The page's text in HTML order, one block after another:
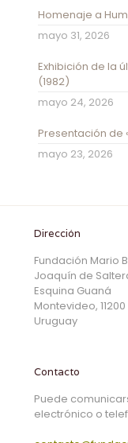
Homenaje a
mayo 31, 2026
Exhibición de la
(1982)
mayo 24, 2026
Presentación de
mayo 23, 2026
Dirección
Fundación Mario
Joaquín de
Esquina Guaná
Montevideo, 11200
Uruguay
Contacto
Puede
electrónico o